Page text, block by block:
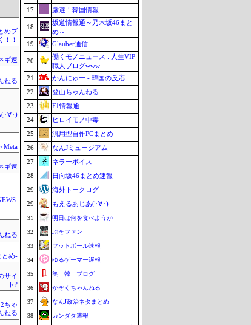
めブ
！！
ギ速
ねる
(･∀･)
Meta
ギ速
ねる
とめ-
サイ
ト?
ちゃ
ねる
17
厳選！韓国情報
18
坂道情報通～乃木坂46まと
め～
19
Glauber通信
20
働くモノニュース : 人生VIP
職人ブログwww
21
かんにゅー - 韓国の反応
22
登山ちゃんねる
23
F1情報通
24
ヒロイモノ中毒
25
汎用型自作PCまとめ
26
なんJミュージアム
27
ネラーボイス
28
日向坂46まとめ速報
29
海外トークログ
29
もえるあじあ(･∀･)
31 明日は何を食べようか
32 ぷそファン
33 フットボール速報
34 ゆるゲーマー遅報
35 笑 韓 ブログ
36 かぞくちゃんねる
37 なんJ政治ネタまとめ
38 カンダタ速報